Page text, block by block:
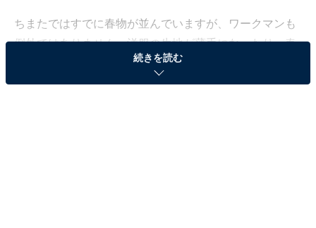
ちまたではすでに春物が並んでいますが、ワークマンも
例外ではありません。洋服の生地が薄手になったり、春
を意識した色になったりしています。
続きを読む